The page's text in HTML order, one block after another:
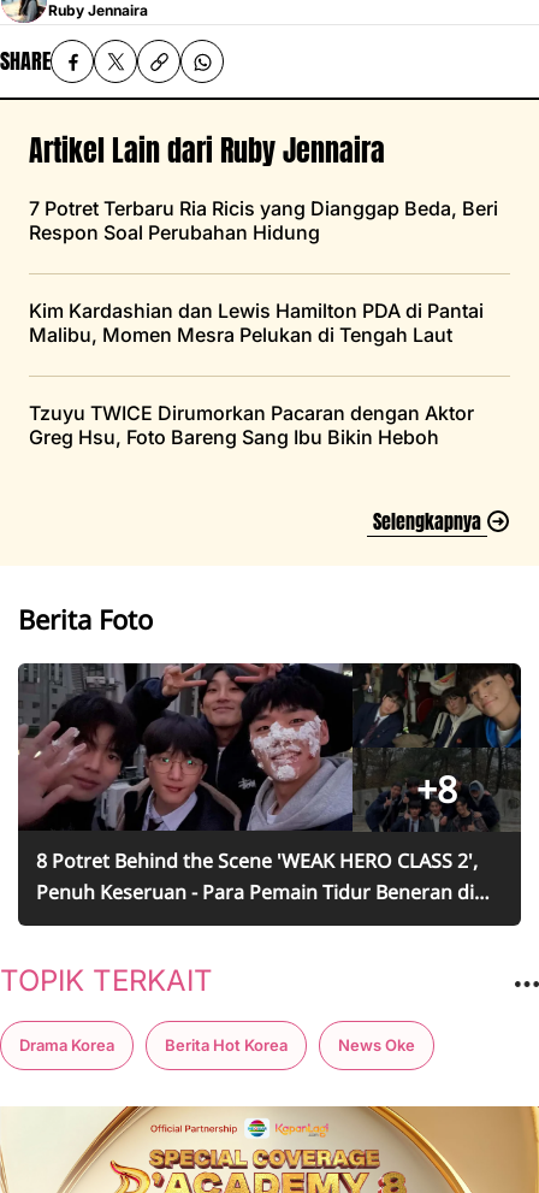
Ruby Jennaira
SHARE
Artikel Lain dari Ruby Jennaira
7 Potret Terbaru Ria Ricis yang Dianggap Beda, Beri
Respon Soal Perubahan Hidung
Kim Kardashian dan Lewis Hamilton PDA di Pantai
Malibu, Momen Mesra Pelukan di Tengah Laut
Tzuyu TWICE Dirumorkan Pacaran dengan Aktor
Greg Hsu, Foto Bareng Sang Ibu Bikin Heboh
Selengkapnya
Berita Foto
+8
8 Potret Behind the Scene 'WEAK HERO CLASS 2',
Penuh Keseruan - Para Pemain Tidur Beneran di
Lokasi Syuting
TOPIK TERKAIT
Drama Korea Berita Hot Korea News Oke